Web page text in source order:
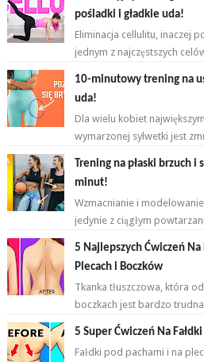
pośladki i gładkie uda!
Eliminacja cellulitu, inaczej
jednym z najczęstszych
10-minutowy trening na
uda!
Dla wielu kobiet
wymarzonej sylwetki jest
Trening na płaski brzuch i
minut!
Wzmacnianie i
jedynie z ciągłym
przemian. Brzuch to nie
5 Najlepszych Ćwiczeń Na
Plecach i Boczków
Tkanka tłuszczowa, która
boczkach jest bardzo
odpowiednich ćwiczeń oraz
5 Super Ćwiczeń Na
Fałdki pod pachami i na